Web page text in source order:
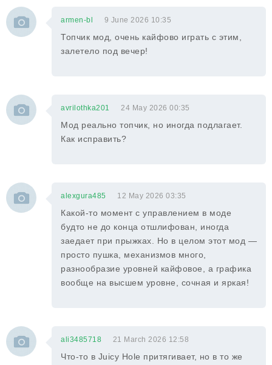
armen-bl 9 June 2026 10:35
Топчик мод, очень кайфово играть с этим,
залетело под вечер!
avrilothka201 24 May 2026 00:35
Мод реально топчик, но иногда подлагает.
Как исправить?
alexgura485 12 May 2026 03:35
Какой-то момент с управлением в моде
будто не до конца отшлифован, иногда
заедает при прыжках. Но в целом этот мод —
просто пушка, механизмов много,
разнообразие уровней кайфовое, а графика
вообще на высшем уровне, сочная и яркая!
ali3485718 21 March 2026 12:58
Что-то в Juicy Hole притягивает, но в то же